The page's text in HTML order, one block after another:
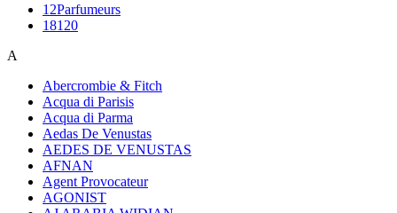
12Parfumeurs
18120
A
Abercrombie & Fitch
Acqua di Parisis
Acqua di Parma
Aedas De Venustas
AEDES DE VENUSTAS
AFNAN
Agent Provocateur
AGONIST